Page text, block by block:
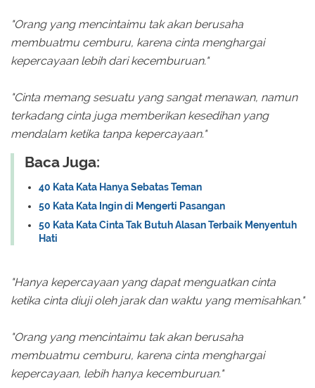
"Orang yang mencintaimu tak akan berusaha
membuatmu cemburu, karena cinta menghargai
kepercayaan lebih dari kecemburuan."
"Cinta memang sesuatu yang sangat menawan, namun
terkadang cinta juga memberikan kesedihan yang
mendalam ketika tanpa kepercayaan."
Baca Juga:
40 Kata Kata Hanya Sebatas Teman
50 Kata Kata Ingin di Mengerti Pasangan
50 Kata Kata Cinta Tak Butuh Alasan Terbaik Menyentuh
Hati
"Hanya kepercayaan yang dapat menguatkan cinta
ketika cinta diuji oleh jarak dan waktu yang memisahkan."
"Orang yang mencintaimu tak akan berusaha
membuatmu cemburu, karena cinta menghargai
kepercayaan, lebih hanya kecemburuan."